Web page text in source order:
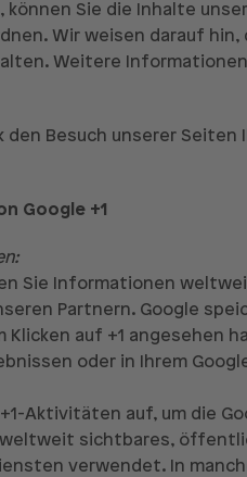
Sie die Inhalte
Wir weisen darauf
Weitere
Besuch unserer
Google +1
Sie Informationen
Partnern. Google
auf +1 angesehen
oder in Ihrem
Aktivitäten auf, um die
sichtbares,
verwendet. In